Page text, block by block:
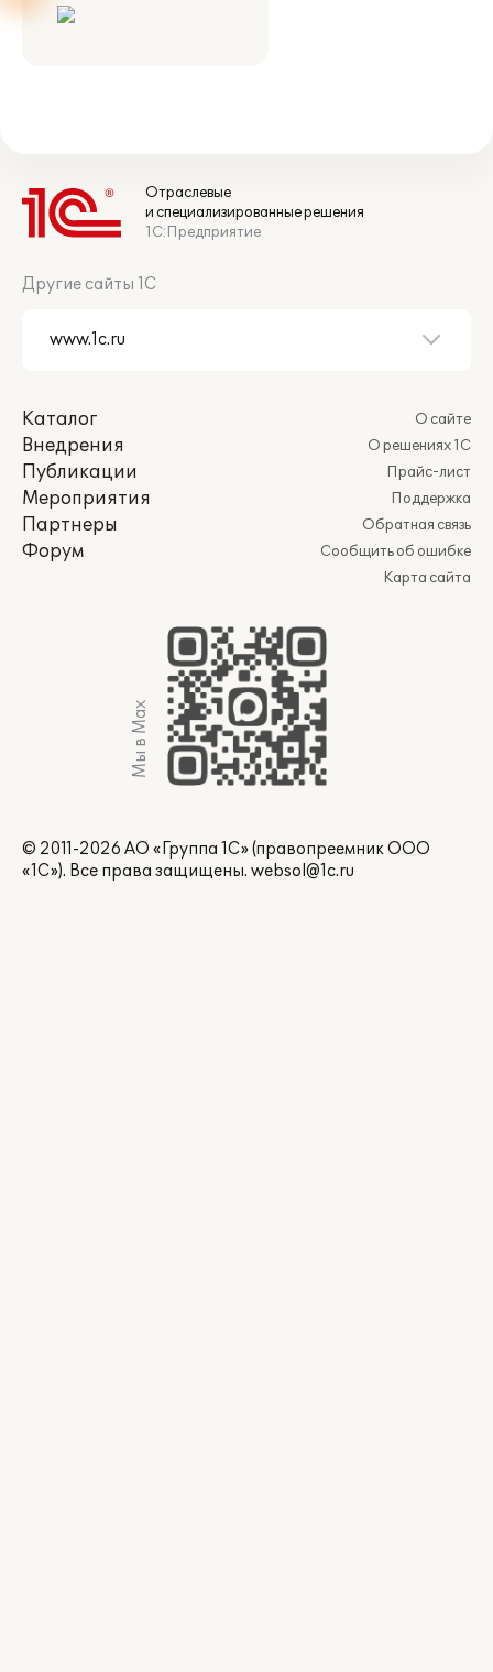
Отраслевые
и специализированные решения
1С:Предприятие
Другие сайты 1С
Каталог
Внедрения
Публикации
Мероприятия
Партнеры
Форум
О сайте
О решениях 1С
Прайс-лист
Поддержка
Обратная связь
Сообщить об ошибке
Карта сайта
Мы в Max
© 2011-2026 АО «Группа 1С» (правопреемник ООО
«1С»). Все права защищены. websol@1c.ru